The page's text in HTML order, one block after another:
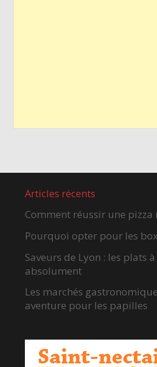
Articles récents
Comment réussir une pizza
Pourquoi opter pour les
Saveurs de Lyon : les plats
absolument
Les marchés
aventure pour les papilles